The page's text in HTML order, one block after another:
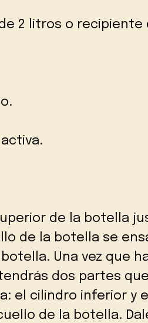
2 litros o recipiente
de la botella
de la botella se
Una vez que
dos partes
el cilindro inferior y
de la botella.